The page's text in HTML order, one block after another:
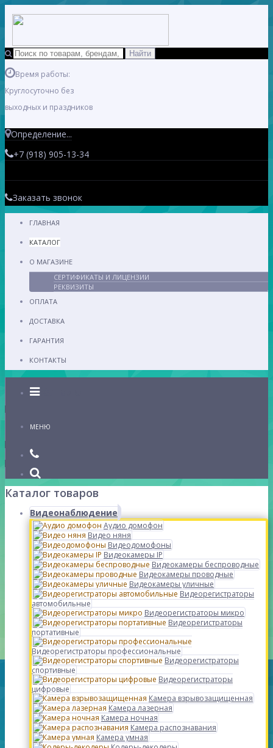
Время работы:
Круглосуточно без
выходных и праздников
Определение...
+7 (918) 905-13-34
Заказать звонок
ГЛАВНАЯ
КАТАЛОГ
О МАГАЗИНЕ
СЕРТИФИКАТЫ И ЛИЦЕНЗИИ
РЕКВИЗИТЫ
ОПЛАТА
ДОСТАВКА
ГАРАНТИЯ
КОНТАКТЫ
Каталог
МЕНЮ
Каталог товаров
Видеонаблюдение
Аудио домофон
Видео няня
Видеодомофоны
Видеокамеры IP
Видеокамеры беспроводные
Видеокамеры проводные
Видеокамеры уличные
Видеорегистраторы
автомобильные
Видеорегистраторы микро
Видеорегистраторы
портативные
Видеорегистраторы профессиональные
Видеорегистраторы
спортивные
Видеорегистраторы
цифровые
Камера взрывозащищенная
Камера лазерная
Камера ночная
Камера распознавания
Камера умная